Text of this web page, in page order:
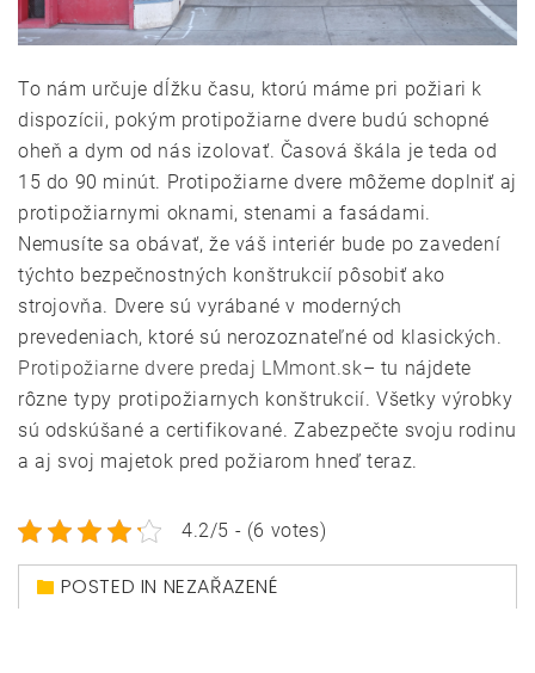
To nám určuje dĺžku času, ktorú máme pri požiari k
dispozícii, pokým protipožiarne dvere budú schopné
oheň a dym od nás izolovať. Časová škála je teda od
15 do 90 minút. Protipožiarne dvere môžeme doplniť aj
protipožiarnymi oknami, stenami a fasádami.
Nemusíte sa obávať, že váš interiér bude po zavedení
týchto bezpečnostných konštrukcií pôsobiť ako
strojovňa. Dvere sú vyrábané v moderných
prevedeniach, ktoré sú nerozoznateľné od klasických.
Protipožiarne dvere predaj LMmont.sk– tu nájdete
rôzne typy protipožiarnych konštrukcií. Všetky výrobky
sú odskúšané a certifikované. Zabezpečte svoju rodinu
a aj svoj majetok pred požiarom hneď teraz.
4.2/5 - (6 votes)
POSTED IN NEZAŘAZENÉ